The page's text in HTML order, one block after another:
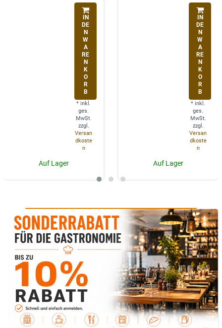
IN
DE
N
W
A
RE
N
K
O
R
B
* inkl.
ges.
MwSt.
zzgl.
Versan
dkoste
n
Auf Lager
IN
DE
N
W
A
RE
N
K
O
R
B
* inkl.
ges.
MwSt.
zzgl.
Versan
dkoste
n
Auf Lager